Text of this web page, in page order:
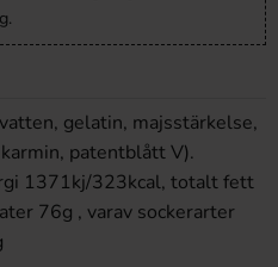
gelatin, majsstärkelse,
patentblått V).
1371kj/323kcal, totalt fett
76g , varav sockerarter